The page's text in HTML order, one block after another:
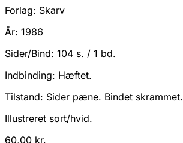
Forlag: Skarv
År: 1986
Sider/Bind: 104 s. / 1 bd.
Indbinding: Hæftet.
Tilstand: Sider pæne. Bindet skrammet.
Illustreret sort/hvid.
60,00 kr.